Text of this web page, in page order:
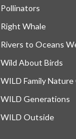
Pollinators
Right Whale
Rivers to Oceans
Wild About Birds
WILD Family Nature
WILD Generations
WILD Outside